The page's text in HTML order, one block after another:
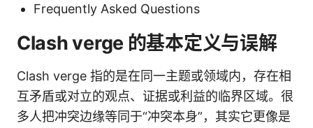
Frequently Asked Questions
Clash verge 的基本定义与误解
Clash verge 指的是在同一主题或领域内，存在相
互矛盾或对立的观点、证据或利益的临界区域。很
多人把冲突边缘等同于“冲突本身”，其实它更像是